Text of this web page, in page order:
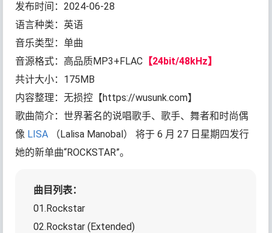
发布时间：2024-06-28
语言种类：英语
音乐类型：单曲
音源格式：高品质MP3+FLAC 【24bit/48kHz】
共计大小：175MB
内容整理：无损控【https://wusunk.com】
歌曲简介：世界著名的说唱歌手、歌手、舞者和时尚偶
像 LISA （Lalisa Manobal） 将于 6 月 27 日星期四发行
她的新单曲“ROCKSTAR”。
曲目列表：
01.Rockstar
02.Rockstar (Extended)